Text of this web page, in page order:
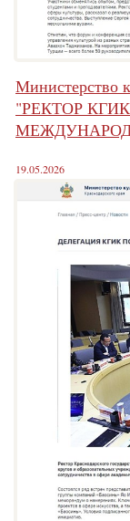
Министерство
"РЕКТОР
19.05.2026